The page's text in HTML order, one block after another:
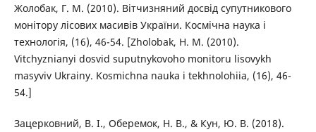
Жолобак, Г. М. (2010). Вітчизняний досвід супутникового
монітору лісових масивів України. Космічна наука і
технологія, (16), 46-54. [Zholobak, H. M. (2010).
Vitchyznianyi dosvid suputnykovoho monitoru lisovykh
masyviv Ukrainy. Kosmichna nauka i tekhnolohiia, (16), 46-
54.]
Зацерковний, В. І., Оберемок, Н. В., & Кун, Ю. В. (2018).